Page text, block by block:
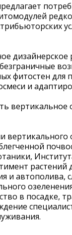
дизайнерское
фитостен
и
вертикального
и
в посадке,